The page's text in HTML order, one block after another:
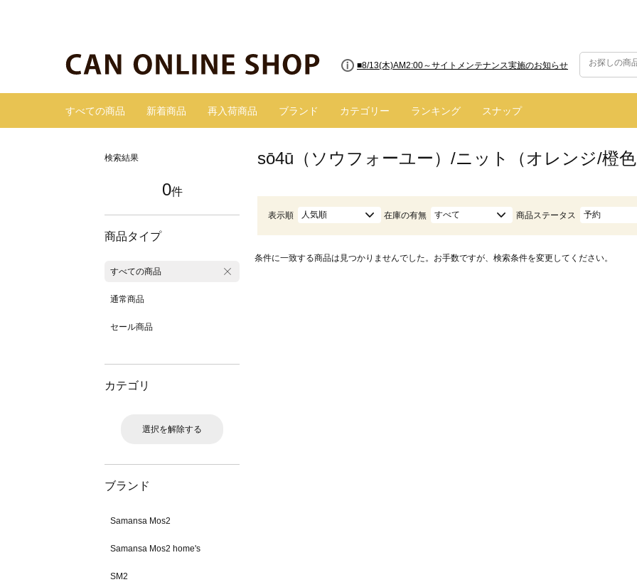
■8/13(木)AM2:00～サイトメンテナンス実施のお知らせ
すべての商品 新着商品 再入荷商品 ブランド カテゴリー ランキング スナップ
検索結果
0件
商品タイプ
すべての商品
通常商品
セール商品
カテゴリ
選択を解除する
ブランド
Samansa Mos2
Samansa Mos2 home's
SM2
sō4ū（ソウフォーユー）/ニット（オレンジ/橙
表示順 人気順 在庫の有無 すべて 商品ステータス 予約
条件に一致する商品は見つかりませんでした。お手数ですが、検索条件を変更してください。